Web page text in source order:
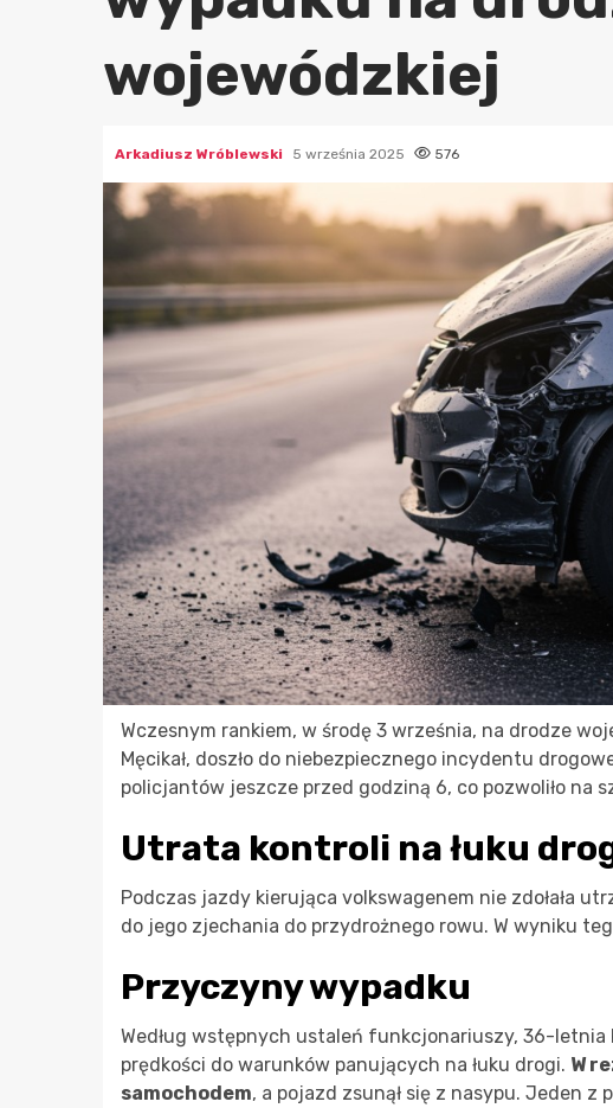
wojewódzkiej
Arkadiusz Wróblewski 5 września 2025 576
Wczesnym rankiem, w środę 3 września, na drodze
Męcikał, doszło do niebezpiecznego incydentu
policjantów jeszcze przed godziną 6, co pozwoliło na
Utrata kontroli na łuku
Podczas jazdy kierująca volkswagenem nie zdołała
do jego zjechania do przydrożnego rowu. W wyniku
Przyczyny wypadku
Według wstępnych ustaleń funkcjonariuszy, 36-letnia
prędkości do warunków panujących na łuku drogi. W
samochodem, a pojazd zsunął się z nasypu. Jeden z